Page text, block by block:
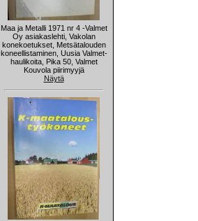
Maa ja Metalli 1971 nr 4 -Valmet
Oy asiakaslehti, Vakolan
konekoetukset, Metsätalouden
koneellistaminen, Uusia Valmet-
haulikoita, Pika 50, Valmet
Kouvola piirimyyjä
Näytä